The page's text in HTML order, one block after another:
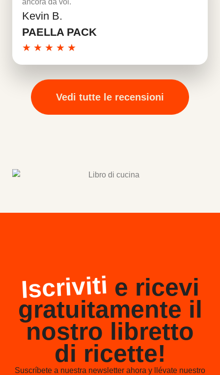
Kevin B.
PAELLA PACK
★ ★ ★ ★ ★
Vedi tutte le recensioni
Iscriviti e ricevi
gratuitamente il
nostro libretto
di ricette!
Suscríbete a nuestra newsletter ahora y llévate nuestro